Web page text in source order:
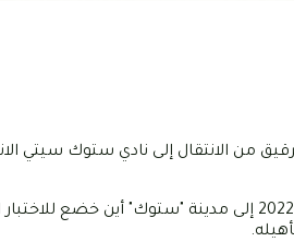
من الانتقال إلى نادي ستوك
وتحول الرقيق يوم أمس الاثنين 31 جانفي 2022